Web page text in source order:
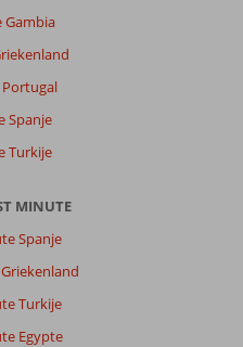
Gambia
Spanje
Turkije
MINUTE
Spanje
Turkije
Egypte